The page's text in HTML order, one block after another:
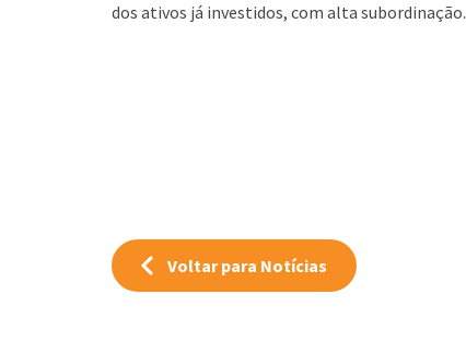
dos ativos já investidos, com alta subordinação.
Voltar para Notícias